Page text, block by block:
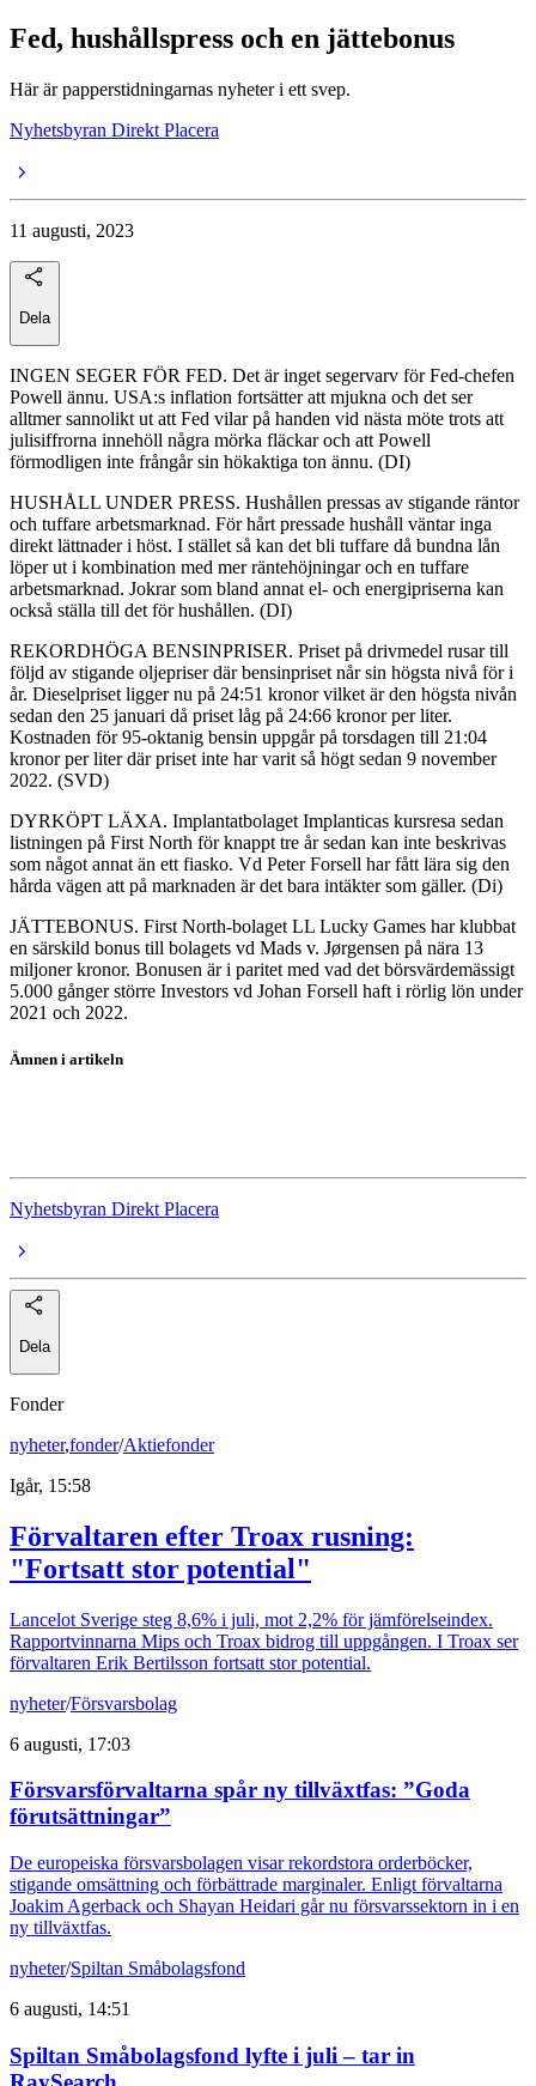
Fed, hushållspress och en jättebonus
Här är papperstidningarnas nyheter i ett svep.
Nyhetsbyran Direkt Placera
11 augusti, 2023
Dela
INGEN SEGER FÖR FED. Det är inget segervarv för Fed-chefen
Powell ännu. USA:s inflation fortsätter att mjukna och det ser
alltmer sannolikt ut att Fed vilar på handen vid nästa möte trots att
julisiffrorna innehöll några mörka fläckar och att Powell
förmodligen inte frångår sin hökaktiga ton ännu. (DI)
HUSHÅLL UNDER PRESS. Hushållen pressas av stigande räntor
och tuffare arbetsmarknad. För hårt pressade hushåll väntar inga
direkt lättnader i höst. I stället så kan det bli tuffare då bundna lån
löper ut i kombination med mer räntehöjningar och en tuffare
arbetsmarknad. Jokrar som bland annat el- och energipriserna kan
också ställa till det för hushållen. (DI)
REKORDHÖGA BENSINPRISER. Priset på drivmedel rusar till
följd av stigande oljepriser där bensinpriset når sin högsta nivå för i
år. Dieselpriset ligger nu på 24:51 kronor vilket är den högsta nivån
sedan den 25 januari då priset låg på 24:66 kronor per liter.
Kostnaden för 95-oktanig bensin uppgår på torsdagen till 21:04
kronor per liter där priset inte har varit så högt sedan 9 november
2022. (SVD)
DYRKÖPT LÄXA. Implantatbolaget Implanticas kursresa sedan
listningen på First North för knappt tre år sedan kan inte beskrivas
som något annat än ett fiasko. Vd Peter Forsell har fått lära sig den
hårda vägen att på marknaden är det bara intäkter som gäller. (Di)
JÄTTEBONUS. First North-bolaget LL Lucky Games har klubbat
en särskild bonus till bolagets vd Mads v. Jørgensen på nära 13
miljoner kronor. Bonusen är i paritet med vad det börsvärdemässigt
5.000 gånger större Investors vd Johan Forsell haft i rörlig lön under
2021 och 2022.
Ämnen i artikeln
Nyhetsbyran Direkt Placera
Dela
Fonder
nyheter,fonder/Aktiefonder
Igår, 15:58
Förvaltaren efter Troax rusning:
"Fortsatt stor potential"
Lancelot Sverige steg 8,6% i juli, mot 2,2% för jämförelseindex.
Rapportvinnarna Mips och Troax bidrog till uppgången. I Troax ser
förvaltaren Erik Bertilsson fortsatt stor potential.
nyheter/Försvarsbolag
6 augusti, 17:03
Försvarsförvaltarna spår ny tillväxtfas: ”Goda
förutsättningar”
De europeiska försvarsbolagen visar rekordstora orderböcker,
stigande omsättning och förbättrade marginaler. Enligt förvaltarna
Joakim Agerback och Shayan Heidari går nu försvarssektorn in i en
ny tillväxtfas.
nyheter/Spiltan Småbolagsfond
6 augusti, 14:51
Spiltan Småbolagsfond lyfte i juli – tar in